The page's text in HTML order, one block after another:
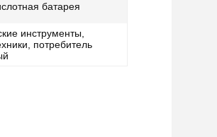
батарея
инструменты,
потребитель